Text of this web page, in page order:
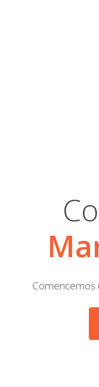
Comencemos